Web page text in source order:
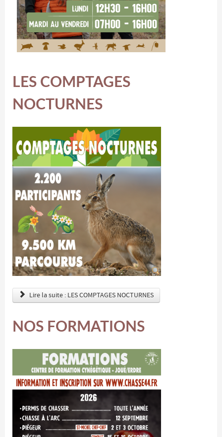
LES COMPTAGES
NOCTURNES
Lire la suite : LES COMPTAGES NOCTURNES
NOS FORMATIONS